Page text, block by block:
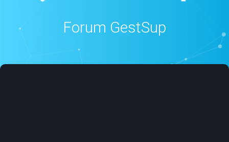
Forum GestSup